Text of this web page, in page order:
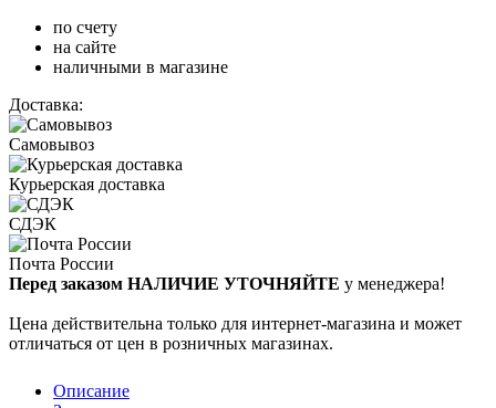
по счету
на сайте
наличными в магазине
Доставка:
Самовывоз
Курьерская доставка
СДЭК
Почта России
Перед заказом НАЛИЧИЕ УТОЧНЯЙТЕ у менеджера!
Цена действительна только для интернет-магазина и может
отличаться от цен в розничных магазинах.
Описание